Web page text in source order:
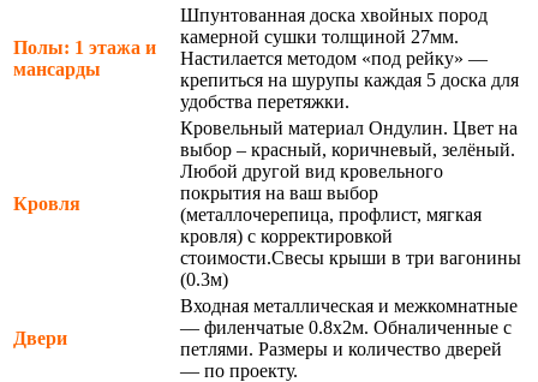
Полы: 1 этажа и
мансарды
Шпунтованная доска хвойных пород
камерной сушки толщиной 27мм.
Настилается методом «под рейку» —
крепиться на шурупы каждая 5 доска для
удобства перетяжки.
Кровля
Кровельный материал Ондулин. Цвет на
выбор – красный, коричневый, зелёный.
Любой другой вид кровельного
покрытия на ваш выбор
(металлочерепица, профлист, мягкая
кровля) с корректировкой
стоимости.Свесы крыши в три вагонины
(0.3м)
Двери
Входная металлическая и межкомнатные
— филенчатые 0.8х2м. Обналиченные с
петлями. Размеры и количество дверей
— по проекту.